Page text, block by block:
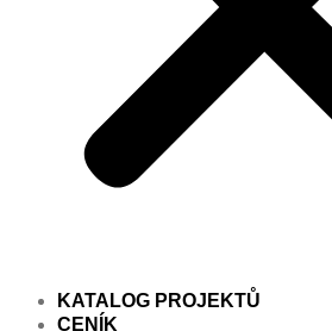
KATALOG PROJEKTŮ
CENÍK